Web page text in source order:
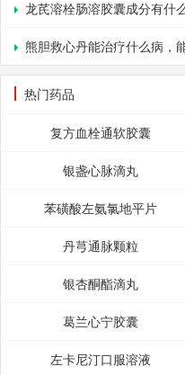
龙芪溶栓肠溶胶囊成分有什
熊胆救心丹能治疗什么病，
热门药品
复方血栓通软胶囊
银盏心脉滴丸
苯磺酸左氨氯地平片
丹芎通脉颗粒
银杏酮酯滴丸
葛兰心宁胶囊
左卡尼汀口服溶液